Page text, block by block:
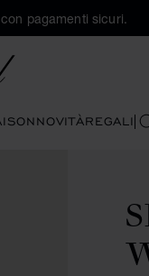
pagamenti sicuri.
NOVITÀREGALI